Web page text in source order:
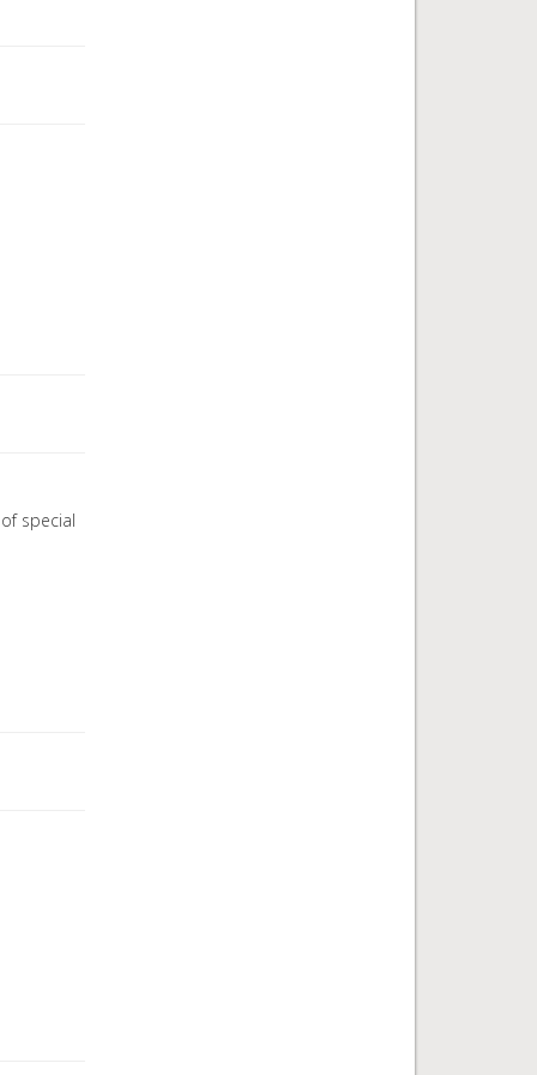
special